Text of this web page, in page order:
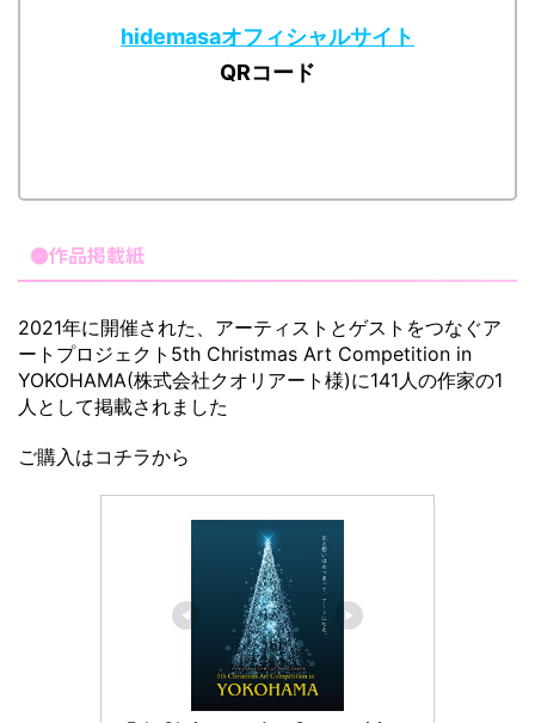
hidemasaオフィシャルサイト
QRコード
●作品掲載紙
2021年に開催された、アーティストとゲストをつなぐア
ートプロジェクト5th Christmas Art Competition in
YOKOHAMA(株式会社クオリアート様)に141人の作家の1
人として掲載されました
ご購入はコチラから